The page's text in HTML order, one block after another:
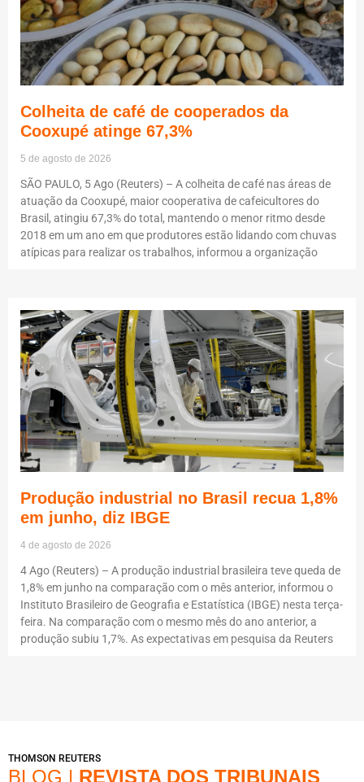
Colheita de café de cooperados da
Cooxupé atinge 67,3%
5 de agosto de 2026
SÃO PAULO, 5 Ago (Reuters) – A colheita de café nas áreas de
atuação da Cooxupé, maior cooperativa de cafeicultores do
Brasil, atingiu 67,3% do total, mantendo o menor ritmo desde
2018 em um ano em que produtores estão lidando com chuvas
atípicas para realizar os trabalhos, informou a organização
Produção industrial no Brasil recua 1,8%
em junho, diz IBGE
4 de agosto de 2026
4 Ago (Reuters) – A produção industrial brasileira teve queda de
1,8% em junho na comparação com o mês anterior, informou o
Instituto Brasileiro de Geografia e Estatística (IBGE) nesta terça-
feira. Na comparação com o mesmo mês do ano anterior, a
produção subiu 1,7%. As expectativas em pesquisa da Reuters
THOMSON REUTERS
BLOG | REVISTA DOS TRIBUNAIS